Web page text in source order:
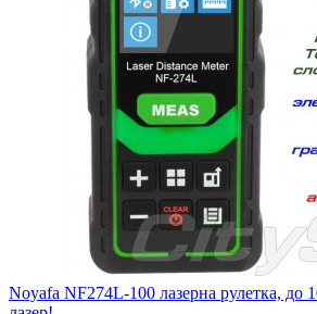
Noyafa NF274L-100 лазерна рулетка, до